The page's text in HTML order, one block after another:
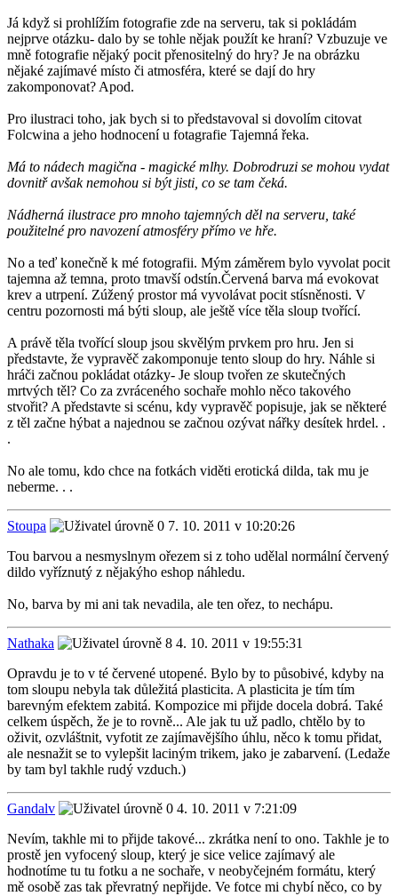
Já když si prohlížím fotografie zde na serveru, tak si pokládám
nejprve otázku- dalo by se tohle nějak použít ke hraní? Vzbuzuje ve
mně fotografie nějaký pocit přenositelný do hry? Je na obrázku
nějaké zajímavé místo či atmosféra, které se dají do hry
zakomponovat? Apod.
Pro ilustraci toho, jak bych si to představoval si dovolím citovat
Folcwina a jeho hodnocení u fotagrafie Tajemná řeka.
Má to nádech magična - magické mlhy. Dobrodruzi se mohou vydat
dovnitř avšak nemohou si být jisti, co se tam čeká.
Nádherná ilustrace pro mnoho tajemných děl na serveru, také
použitelné pro navození atmosféry přímo ve hře.
No a teď konečně k mé fotografii. Mým záměrem bylo vyvolat pocit
tajemna až temna, proto tmavší odstín.Červená barva má evokovat
krev a utrpení. Zúžený prostor má vyvolávat pocit stísněnosti. V
centru pozornosti má býti sloup, ale ještě více těla sloup tvořící.
A právě těla tvořící sloup jsou skvělým prvkem pro hru. Jen si
představte, že vypravěč zakomponuje tento sloup do hry. Náhle si
hráči začnou pokládat otázky- Je sloup tvořen ze skutečných
mrtvých těl? Co za zvráceného sochaře mohlo něco takového
stvořit? A představte si scénu, kdy vypravěč popisuje, jak se některé
z těl začne hýbat a najednou se začnou ozývat nářky desítek hrdel. .
.
No ale tomu, kdo chce na fotkách viděti erotická dilda, tak mu je
neberme. . .
Stoupa
7. 10. 2011 v 10:20:26
Tou barvou a nesmyslnym ořezem si z toho udělal normální červený
dildo vyříznutý z nějakýho eshop náhledu.
No, barva by mi ani tak nevadila, ale ten ořez, to nechápu.
Nathaka
4. 10. 2011 v 19:55:31
Opravdu je to v té červené utopené. Bylo by to působivé, kdyby na
tom sloupu nebyla tak důležitá plasticita. A plasticita je tím tím
barevným efektem zabitá. Kompozice mi přijde docela dobrá. Také
celkem úspěch, že je to rovně... Ale jak tu už padlo, chtělo by to
oživit, ozvláštnit, vyfotit ze zajímavějšího úhlu, něco k tomu přidat,
ale nesnažit se to vylepšit laciným trikem, jako je zabarvení. (Ledaže
by tam byl takhle rudý vzduch.)
Gandalv
4. 10. 2011 v 7:21:09
Nevím, takhle mi to přijde takové... zkrátka není to ono. Takhle je to
prostě jen vyfocený sloup, který je sice velice zajímavý ale
hodnotíme tu tu fotku a ne sochaře, v neobyčejném formátu, který
mě osobě zas tak převratný nepřijde. Ve fotce mi chybí něco, co by